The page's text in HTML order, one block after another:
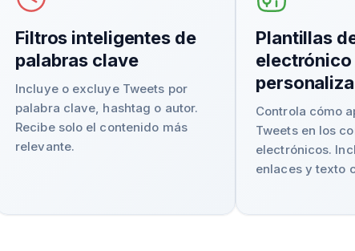
Filtros inteligentes de
palabras clave
Incluye o excluye Tweets por
palabra clave, hashtag o autor.
Recibe solo el contenido más
relevante.
Plantillas
electrónico
Controla cómo
Tweets en los
electrónicos.
enlaces y texto